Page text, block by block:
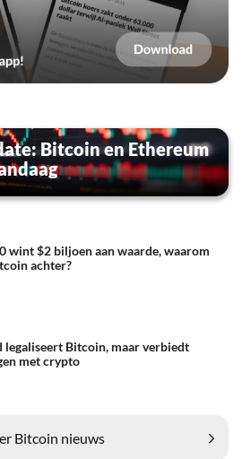
Bitcoin en Ethereum
wint $2 biljoen aan waarde, waarom
achter?
legaliseert Bitcoin, maar verbiedt
met crypto
Bitcoin nieuws